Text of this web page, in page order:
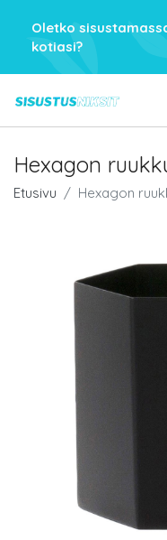
Oletko
kotiasi?
Hexagon
Etusivu Hexagon